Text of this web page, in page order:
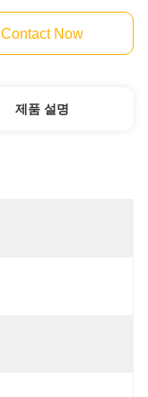
Contact Now
제품 설명